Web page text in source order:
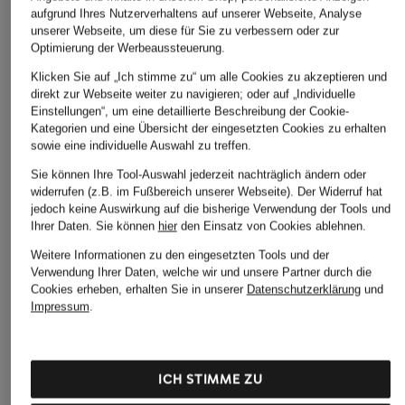
Pantoletten ARIZONA Pantoletten ARIZONA Pantoletten NAPLES
aufgrund Ihres Nutzerverhaltens auf unserer Webseite, Analyse
unserer Webseite, um diese für Sie zu verbessern oder zur
Optimierung der Werbeaussteuerung.
Klicken Sie auf „Ich stimme zu“ um alle Cookies zu akzeptieren und
direkt zur Webseite weiter zu navigieren; oder auf „Individuelle
Einstellungen“, um eine detaillierte Beschreibung der Cookie-
Kategorien und eine Übersicht der eingesetzten Cookies zu erhalten
sowie eine individuelle Auswahl zu treffen.
Sie können Ihre Tool-Auswahl jederzeit nachträglich ändern oder
widerrufen (z.B. im Fußbereich unserer Webseite). Der Widerruf hat
jedoch keine Auswirkung auf die bisherige Verwendung der Tools und
Ihrer Daten. Sie können hierden Einsatz von Cookies ablehnen.
Weitere Informationen zu den eingesetzten Tools und der
Verwendung Ihrer Daten, welche wir und unsere Partner durch die
Cookies erheben, erhalten Sie in unserer Datenschutzerklärungund
Impressum.
ICH STIMME ZU